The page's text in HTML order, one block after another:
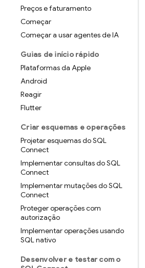
Preços e faturamento
Começar
Começar a usar agentes de IA
Guias de início rápido
Plataformas da Apple
Android
Reagir
Flutter
Criar esquemas e operações
Projetar esquemas do SQL
Connect
Implementar consultas do SQL
Connect
Implementar mutações do SQL
Connect
Proteger operações com
autorização
Implementar operações usando
SQL nativo
Desenvolver e testar com o